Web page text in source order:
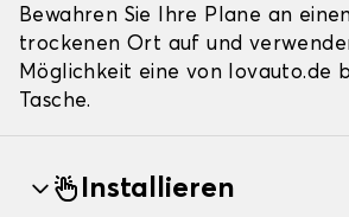
Bewahren Sie Ihre Plane an
trockenen Ort auf und
Möglichkeit eine von lovauto.de
Tasche.
Installieren